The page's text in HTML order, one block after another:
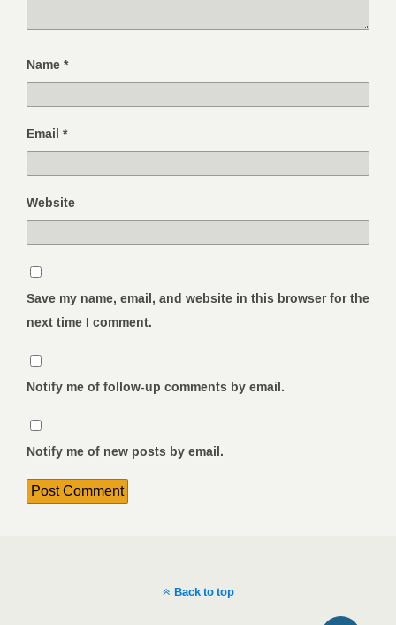
Name*
Email*
Website
Save my name, email, and website in this browser for the
next time I comment.
Notify me of follow-up comments by email.
Notify me of new posts by email.
Back to top